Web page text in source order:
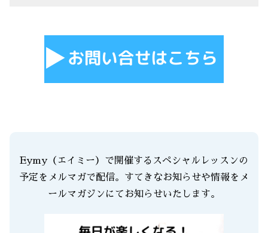
Eymy（エイミー）で開催するスペシャルレッスンの
予定をメルマガで配信。すてきなお知らせや情報をメ
ールマガジンにてお知らせいたします。